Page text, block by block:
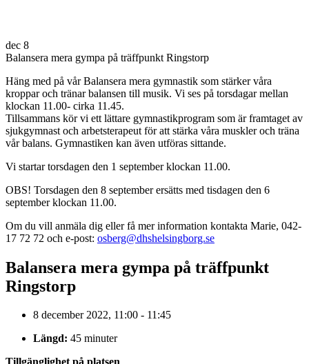
dec 8
Balansera mera gympa på träffpunkt Ringstorp
Häng med på vår Balansera mera gymnastik som stärker våra
kroppar och tränar balansen till musik. Vi ses på torsdagar mellan
klockan 11.00- cirka 11.45.
Tillsammans kör vi ett lättare gymnastikprogram som är framtaget av
sjukgymnast och arbetsterapeut för att stärka våra muskler och träna
vår balans. Gymnastiken kan även utföras sittande.
Vi startar torsdagen den 1 september klockan 11.00.
OBS! Torsdagen den 8 september ersätts med tisdagen den 6
september klockan 11.00.
Om du vill anmäla dig eller få mer information kontakta Marie, 042-
17 72 72 och e-post: osberg@dhshelsingborg.se
Balansera mera gympa på träffpunkt
Ringstorp
8 december 2022, 11:00 - 11:45
Längd: 45 minuter